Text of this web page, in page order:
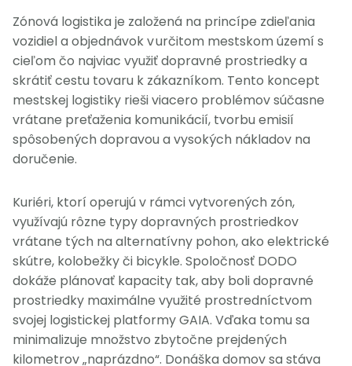
Zónová logistika je založená na princípe zdieľania
vozidiel a objednávok v určitom mestskom území s
cieľom čo najviac využiť dopravné prostriedky a
skrátiť cestu tovaru k zákazníkom. Tento koncept
mestskej logistiky rieši viacero problémov súčasne
vrátane preťaženia komunikácií, tvorbu emisií
spôsobených dopravou a vysokých nákladov na
doručenie.
Kuriéri, ktorí operujú v rámci vytvorených zón,
využívajú rôzne typy dopravných prostriedkov
vrátane tých na alternatívny pohon, ako elektrické
skútre, kolobežky či bicykle. Spoločnosť DODO
dokáže plánovať kapacity tak, aby boli dopravné
prostriedky maximálne využité prostredníctvom
svojej logistickej platformy GAIA. Vďaka tomu sa
minimalizuje množstvo zbytočne prejdených
kilometrov „naprázdno“. Donáška domov sa stáva